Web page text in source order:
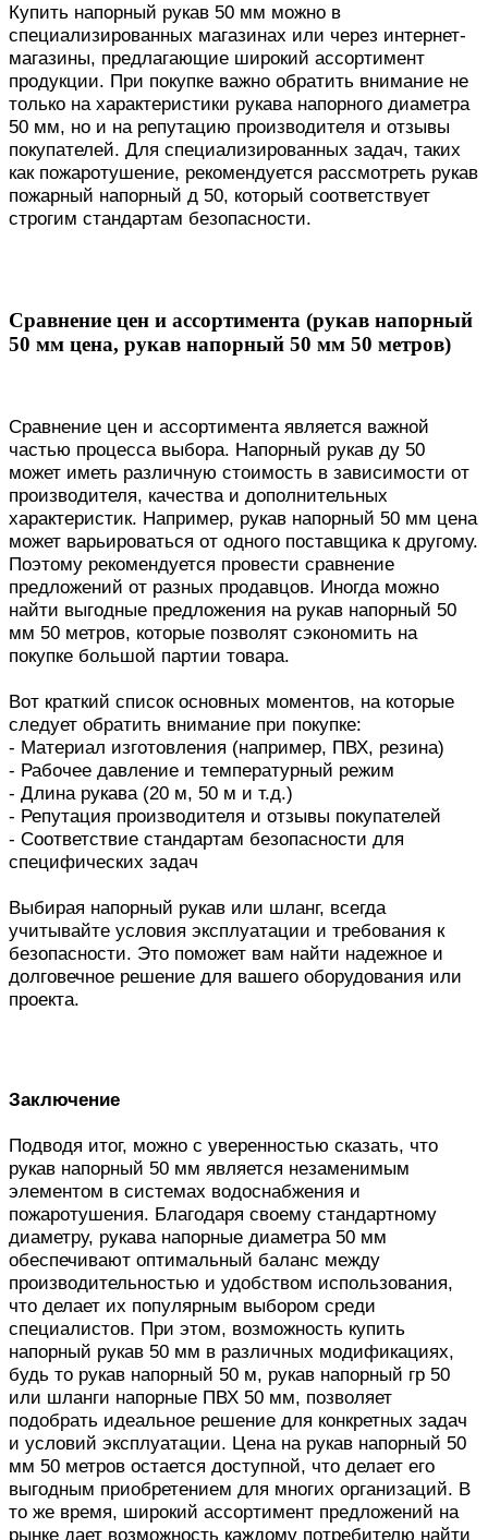
Купить напорный рукав 50 мм можно в
специализированных магазинах или через интернет-
магазины, предлагающие широкий ассортимент
продукции. При покупке важно обратить внимание не
только на характеристики рукава напорного диаметра
50 мм, но и на репутацию производителя и отзывы
покупателей. Для специализированных задач, таких
как пожаротушение, рекомендуется рассмотреть рукав
пожарный напорный д 50, который соответствует
строгим стандартам безопасности.
Сравнение цен и ассортимента (рукав напорный
50 мм цена, рукав напорный 50 мм 50 метров)
Сравнение цен и ассортимента является важной
частью процесса выбора. Напорный рукав ду 50
может иметь различную стоимость в зависимости от
производителя, качества и дополнительных
характеристик. Например, рукав напорный 50 мм цена
может варьироваться от одного поставщика к другому.
Поэтому рекомендуется провести сравнение
предложений от разных продавцов. Иногда можно
найти выгодные предложения на рукав напорный 50
мм 50 метров, которые позволят сэкономить на
покупке большой партии товара.
Вот краткий список основных моментов, на которые
следует обратить внимание при покупке:
- Материал изготовления (например, ПВХ, резина)
- Рабочее давление и температурный режим
- Длина рукава (20 м, 50 м и т.д.)
- Репутация производителя и отзывы покупателей
- Соответствие стандартам безопасности для
специфических задач
Выбирая напорный рукав или шланг, всегда
учитывайте условия эксплуатации и требования к
безопасности. Это поможет вам найти надежное и
долговечное решение для вашего оборудования или
проекта.
Заключение
Подводя итог, можно с уверенностью сказать, что
рукав напорный 50 мм является незаменимым
элементом в системах водоснабжения и
пожаротушения. Благодаря своему стандартному
диаметру, рукава напорные диаметра 50 мм
обеспечивают оптимальный баланс между
производительностью и удобством использования,
что делает их популярным выбором среди
специалистов. При этом, возможность купить
напорный рукав 50 мм в различных модификациях,
будь то рукав напорный 50 м, рукав напорный гр 50
или шланги напорные ПВХ 50 мм, позволяет
подобрать идеальное решение для конкретных задач
и условий эксплуатации. Цена на рукав напорный 50
мм 50 метров остается доступной, что делает его
выгодным приобретением для многих организаций. В
то же время, широкий ассортимент предложений на
рынке дает возможность каждому потребителю найти